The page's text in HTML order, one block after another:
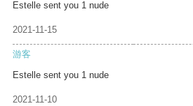
Estelle sent you 1 nude
2021-11-15
游客
Estelle sent you 1 nude
2021-11-10